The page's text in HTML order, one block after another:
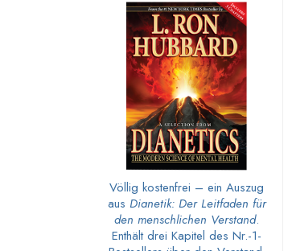
Völlig kostenfrei – ein Auszug
aus Dianetik: Der Leitfaden für
den menschlichen Verstand.
Enthält drei Kapitel des Nr.-1-